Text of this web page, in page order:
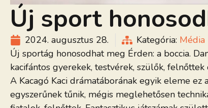
Új sport
2024. augusztus 28. Kategória: Média
Új sportág honosodhat meg Érden: a boccia.
kacifántos gyerekek, testvérek, szülők,
A Kacagó Kaci drámatáborának egyik eleme
egyszerűnek tűnik, mégis meglehetősen